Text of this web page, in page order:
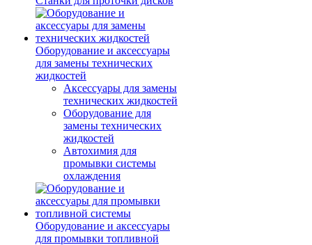
Оборудование и аксессуары
для замены технических
жидкостей
Аксессуары для замены
технических жидкостей
Оборудование для
замены технических
жидкостей
Автохимия для
промывки системы
охлаждения
Оборудование и аксессуары
для промывки топливной